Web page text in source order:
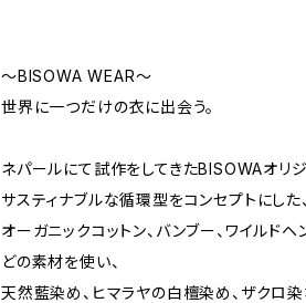
〜BISOWA WEAR〜
世界に一つだけの衣に出会う。
ネパールにて試作をしてきたBISOWAオリジ
サスティナブルな循環型をコンセプトにした、
オーガニックコットン、バンブー、ワイルドヘ
どの素材を使い、
天然藍染め、ヒマラヤの白檀染め、ザクロ